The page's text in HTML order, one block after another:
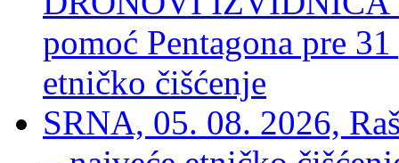
pomoć Pentagona pre
etničko čišćenje
SRNA, 05. 08. 2026,